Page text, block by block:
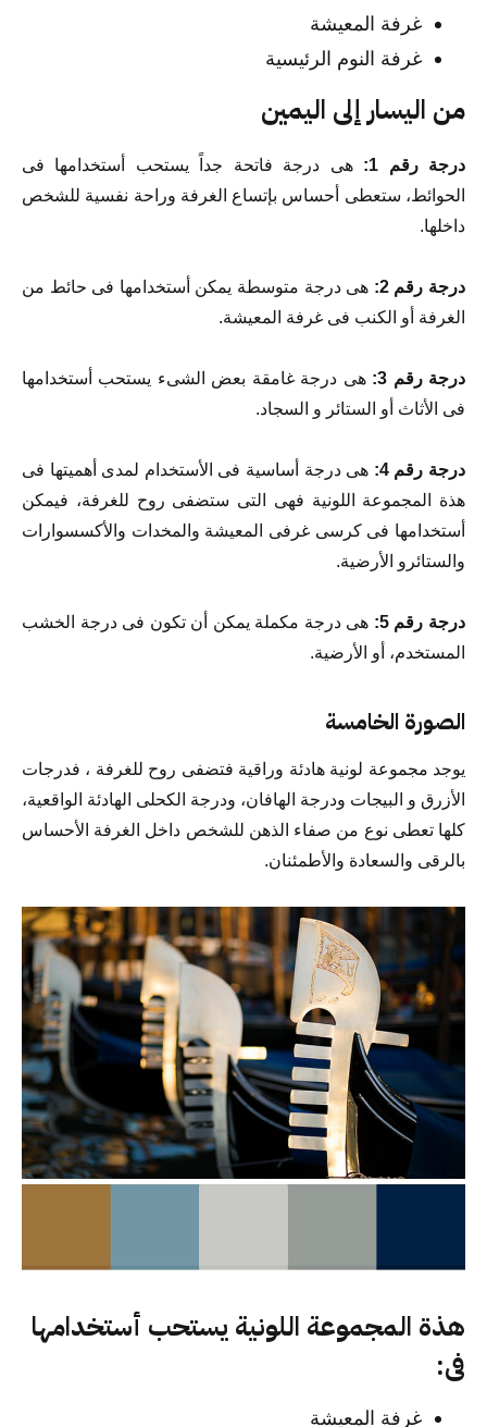
غرفة المعيشة
غرفة النوم الرئيسية
من اليسار إلى اليمين
درجة رقم 1:
هى درجة فاتحة جداً يستحب أستخدامها فى
الحوائط، ستعطى أحساس بإتساع الغرفة وراحة نفسية للشخص
داخلها.
درجة رقم 2:
هى درجة متوسطة يمكن أستخدامها فى حائط من
الغرفة أو الكنب فى غرفة المعيشة.
درجة رقم 3:
هى درجة غامقة بعض الشىء يستحب أستخدامها
فى الأثاث أو الستائر و السجاد.
درجة رقم 4:
هى درجة أساسية فى الأستخدام لمدى أهميتها فى
هذة المجموعة اللونية فهى التى ستضفى روح للغرفة، فيمكن
أستخدامها فى كرسى غرفى المعيشة والمخدات والأكسسوارات
والستائرو الأرضية.
درجة رقم 5:
هى درجة مكملة يمكن أن تكون فى درجة الخشب
المستخدم، أو الأرضية.
الصورة الخامسة
يوجد مجموعة لونية هادئة وراقية فتضفى روح للغرفة ، فدرجات
الأزرق و البيجات ودرجة الهافان، ودرجة الكحلى الهادئة الواقعية،
كلها تعطى نوع من صفاء الذهن للشخص داخل الغرفة الأحساس
بالرقى والسعادة والأطمئنان.
هذة المجموعة اللونية يستحب أستخدامها
فى:
غرفة المعيشة